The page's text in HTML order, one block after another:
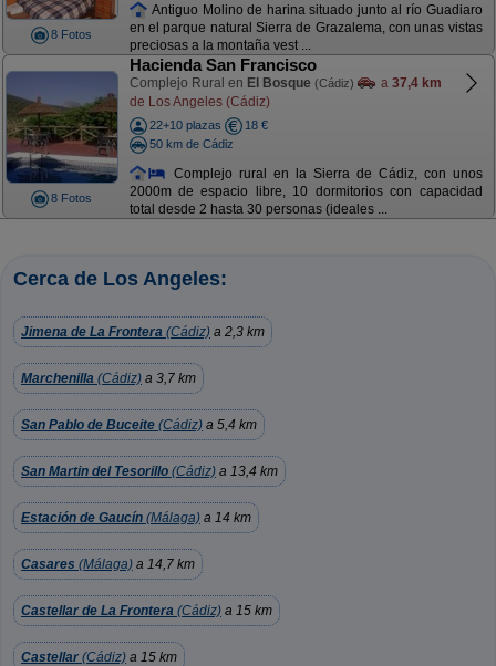
8 Fotos
Antiguo Molino de harina situado junto al río Guadiaro
en el parque natural Sierra de Grazalema, con unas vistas
preciosas a la montaña vest ...
8 Fotos
Hacienda San Francisco
Complejo Rural en El Bosque (Cádiz) a 37,4 km
de Los Angeles (Cádiz)
22+10 plazas
18 €
50 km de Cádiz
Complejo rural en la Sierra de Cádiz, con unos
2000m de espacio libre, 10 dormitorios con capacidad
total desde 2 hasta 30 personas (ideales ...
Cerca de Los Angeles:
Jimena de La Frontera (Cádiz) a 2,3 km
Marchenilla (Cádiz) a 3,7 km
San Pablo de Buceite (Cádiz) a 5,4 km
San Martin del Tesorillo (Cádiz) a 13,4 km
Estación de Gaucín (Málaga) a 14 km
Casares (Málaga) a 14,7 km
Castellar de La Frontera (Cádiz) a 15 km
Castellar (Cádiz) a 15 km